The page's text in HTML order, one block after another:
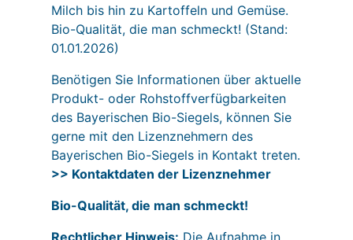
Milch bis hin zu Kartoffeln und Gemüse.
Bio-Qualität, die man schmeckt! (Stand:
01.01.2026)
Benötigen Sie Informationen über aktuelle
Produkt- oder Rohstoffverfügbarkeiten
des Bayerischen Bio-Siegels, können Sie
gerne mit den Lizenznehmern des
Bayerischen Bio-Siegels in Kontakt treten.
>> Kontaktdaten der Lizenznehmer
Bio-Qualität, die man schmeckt!
Rechtlicher Hinweis: Die Aufnahme in